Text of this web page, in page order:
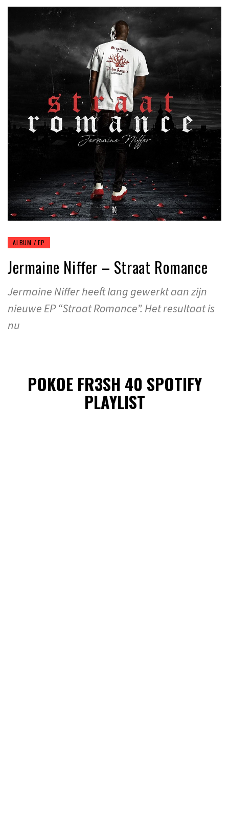
ALBUM / EP
Jermaine Niffer – Straat Romance
Jermaine Niffer heeft lang gewerkt aan zijn
nieuwe EP “Straat Romance”. Het resultaat is
nu
POKOE FR3SH 40 SPOTIFY
PLAYLIST